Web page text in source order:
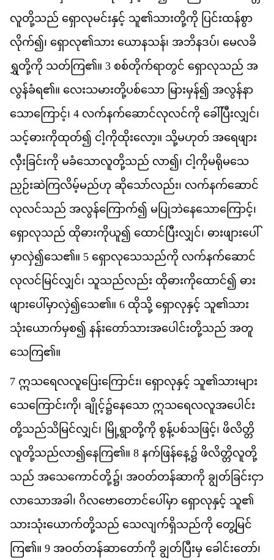
လတသည ရလမငနင သူ၏​သတက ပငထနစ
လက်၍၊ ရလု၏​သ ယနသန်၊ အဘနဒပ်၊ မလခ
ရတက သတ ကြ၏။ 3 စစတကရတင ရလသည အ
လနခရ၏။ လသမတပစသ မမန်၍ အလနန
သကင့်၊ 4 လကနကဆငလလငက ခ ပလင်၊
သငဓကထတ်၍ င ကထလော့။ သမဟတ အရဖ
လ ခငက မခသလတသည လာ၍၊ င ကမရမသ
ညဉဆ ကလမမညဟ ဆသလည်း၊ လကနကဆင
လလငသည အလနကက်၍ မ ပဘနသကင့်၊
ရလသည ထဓကယူ၍ ထင ပလင်၊ ဓဖပ
မလှဲ၍​သေ၏။ 5 ရလသသညက လကနကဆင
လလင မငလင်၊ သသညလည ထဓကထင်၍ ဓ
ဖပ မလှဲ၍​သေ၏။ 6 ထသ ရလနင သူ၏​သ
သယကမစ၍ နနတသအပ ငတသည အတ
သ ကြ၏။
7 ဣသရလလပကင်း၊ ရလနင သူ၏​သမ
သကငကို၊ ခင့်၌​နသ ဣသရလလအပ င
တသညသ မငလင်၊ မ ရတက စနပစသ ဖင့်၊ ဖလတ
လတသညလာ၍​န ကြ၏။ 8 နက ဖနနေ့၌ ဖလတလတ
သည အသကငတို့၌၊ အဝတတနဆက ခတ ခငင
လသအခ ါ၊ ဂလဗတငပ မ ရလနင သူ၏​
သသယကတသည သလကရသညက တ မင
ကြ၏။ 9 အဝတတနဆတက ခတ ပမ ခ ငတော်၊